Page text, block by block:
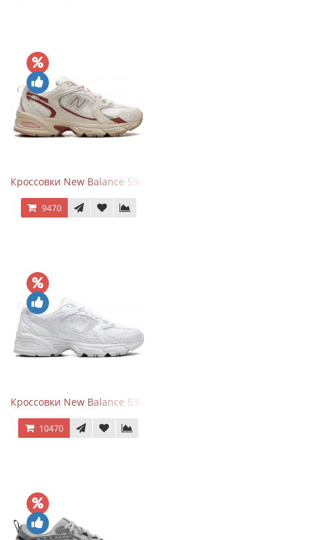
Кроссовки New Balance 530 Festival Pack Clay
9470
Кроссовки New Balance 530 Total White Silver
10470